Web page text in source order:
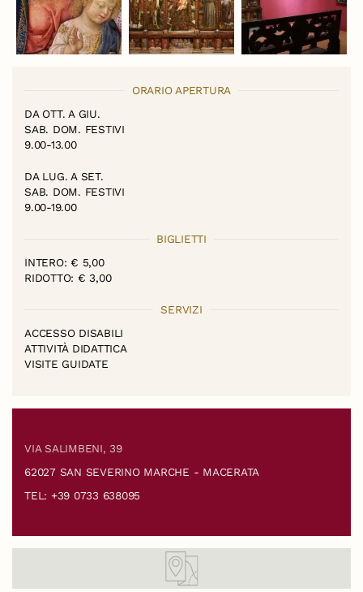
ORARIO APERTURA
DA OTT. A GIU.
SAB. DOM. FESTIVI
9.00-13.00
DA LUG. A SET.
SAB. DOM. FESTIVI
9.00-19.00
BIGLIETTI
INTERO: € 5,00
RIDOTTO: € 3,00
SERVIZI
ACCESSO DISABILI
ATTIVITÀ DIDATTICA
VISITE GUIDATE
VIA SALIMBENI, 39
62027 SAN SEVERINO MARCHE - MACERATA
TEL: +39 0733 638095